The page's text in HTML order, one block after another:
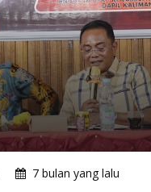
7 bulan yang lalu